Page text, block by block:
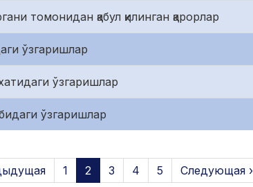
томонидан қабул қилинган қарорлар
ўзгаришлар
ўзгаришлар
ўзгаришлар
1 2 3 4 5 Следующая ›